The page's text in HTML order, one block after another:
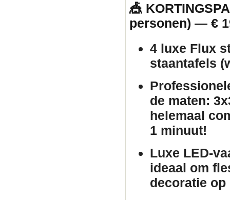
🎪
personen) — €
4 luxe Flux
staantafels
de maten:
helemaal
1 minuut!
Luxe LED-
ideaal om
decoratie op